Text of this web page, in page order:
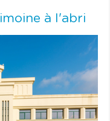
à l'abri